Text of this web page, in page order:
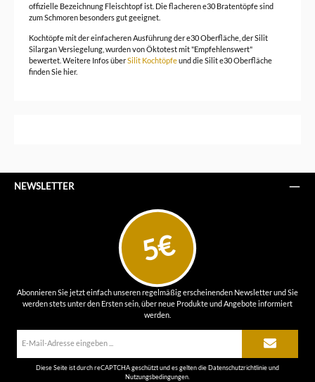
offizielle Bezeichnung Fleischtopf ist. Die flacheren e30 Bratentöpfe sind
zum Schmoren besonders gut geeignet.
Kochtöpfe mit der einfacheren Ausführung der e30 Oberfläche, der Silit
Silargan Versiegelung, wurden von Öktotest mit "Empfehlenswert"
bewertet. Weitere Infos überSilit Kochtöpfeund die Silit e30 Oberfläche
finden Sie hier.
NEWSLETTER
5€
Abonnieren Sie jetzt einfach unseren regelmäßig erscheinenden Newsletter und Sie
werden stets unter den Ersten sein, über neue Produkte und Angebote informiert
werden.
Diese Seite ist durch reCAPTCHA geschützt und es gelten dieDatenschutzrichtlinieund
Nutzungsbedingungen